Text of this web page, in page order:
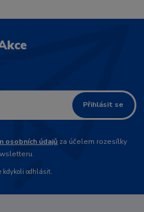
Přihlásit se
osobních údajů za účelem rozesílky
kdykoli odhlásit.